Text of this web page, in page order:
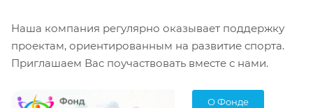
Наша компания регулярно оказывает поддержку
проектам, ориентированным на развитие спорта.
Приглашаем Вас поучаствовать вместе с нами.
О Фонде